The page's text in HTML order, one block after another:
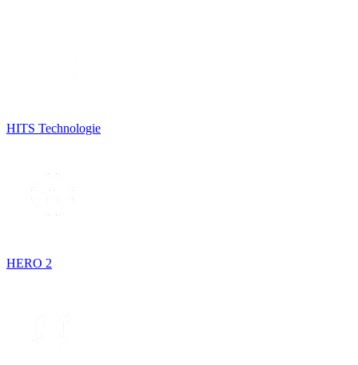
HITS Technologie
HERO 2